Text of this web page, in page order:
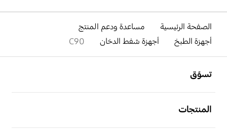
الصفحة الرئيسية
مساعدة ودعم المنتج
أجهزة الطبخ
أجهزة شفط الدخان C90
تسوّق
المنتجات